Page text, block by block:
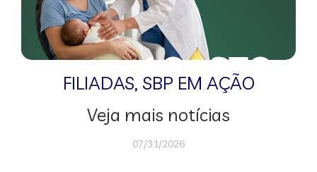
FILIADAS, SBP EM AÇÃO
Veja mais notícias
07/31/2026